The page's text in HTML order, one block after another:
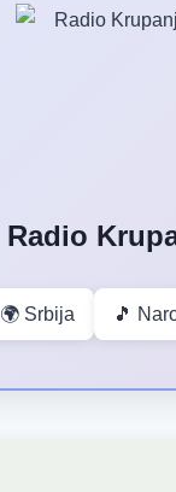
Radio
🌍 Srbija 🎵